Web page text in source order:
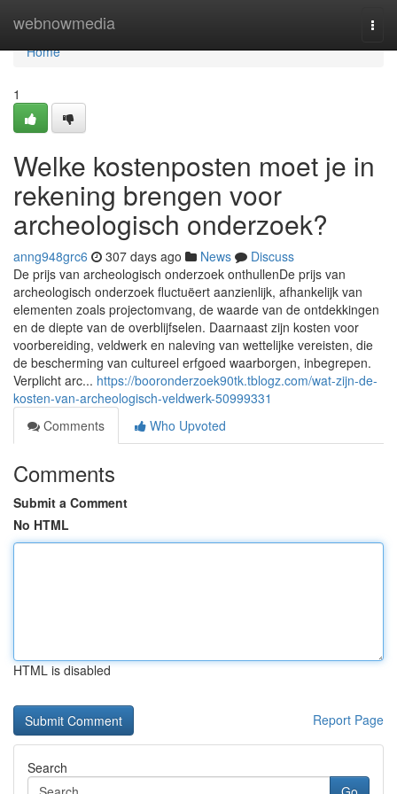
webnowmedia
Home
Home
1
Welke kostenposten moet je in
rekening brengen voor
archeologisch onderzoek?
anng948grc6 307 days ago News
Discuss
De prijs van archeologisch onderzoek onthullenDe prijs van
archeologisch onderzoek fluctuëert aanzienlijk, afhankelijk van
elementen zoals projectomvang, de waarde van de ontdekkingen
en de diepte van de overblijfselen. Daarnaast zijn kosten voor
voorbereiding, veldwerk en naleving van wettelijke vereisten, die
de bescherming van cultureel erfgoed waarborgen, inbegrepen.
Verplicht arc... https://booronderzoek90tk.tblogz.com/wat-zijn-de-
kosten-van-archeologisch-veldwerk-50999331
Comments
Who Upvoted
Comments
Submit a Comment
No HTML
HTML is disabled
Report Page
Search